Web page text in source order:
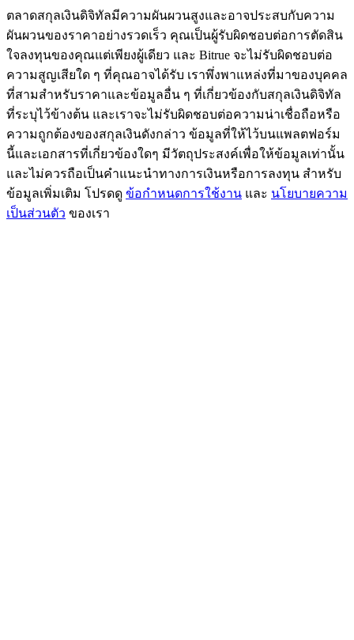
กิจกรรมเพิ่มเติม
รับรางวัลและสิทธิพิเศษสุดพิเศษ
ศูนย์รางวัล
เข้าสู่ระบบลงชื่อ
ตลาดสกุลเงินดิจิทัลมีความผันผวนสูงและอาจประสบกับความ
ผันผวนของราคาอย่างรวดเร็ว คุณเป็นผู้รับผิดชอบต่อการตัดสิน
ใจลงทุนของคุณแต่เพียงผู้เดียว และ Bitrue จะไม่รับผิดชอบต่อ
ความสูญเสียใด ๆ ที่คุณอาจได้รับ เราพึ่งพาแหล่งที่มาของบุคคล
ที่สามสำหรับราคาและข้อมูลอื่น ๆ ที่เกี่ยวข้องกับสกุลเงินดิจิทัล
ที่ระบุไว้ข้างต้น และเราจะไม่รับผิดชอบต่อความน่าเชื่อถือหรือ
ความถูกต้องของสกุลเงินดังกล่าว ข้อมูลที่ให้ไว้บนแพลตฟอร์ม
นี้และเอกสารที่เกี่ยวข้องใดๆ มีวัตถุประสงค์เพื่อให้ข้อมูลเท่านั้น
และไม่ควรถือเป็นคำแนะนำทางการเงินหรือการลงทุน สำหรับ
ข้อมูลเพิ่มเติม โปรดดู ข้อกำหนดการใช้งาน และ นโยบายความ
เป็นส่วนตัว ของเรา